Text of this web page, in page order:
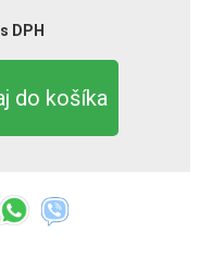
s DPH